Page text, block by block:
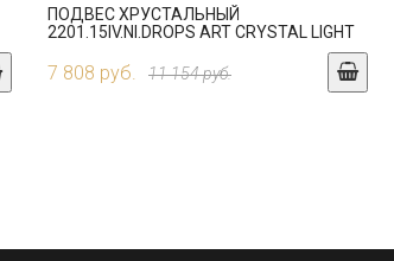
ПОДВЕС ХРУСТАЛЬНЫЙ
2201.15IV.NI.DROPS ART CRYSTAL LIGHT
7 808 руб. 11 154 руб.